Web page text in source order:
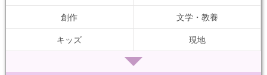
創作 文学・教養
キッズ 現地